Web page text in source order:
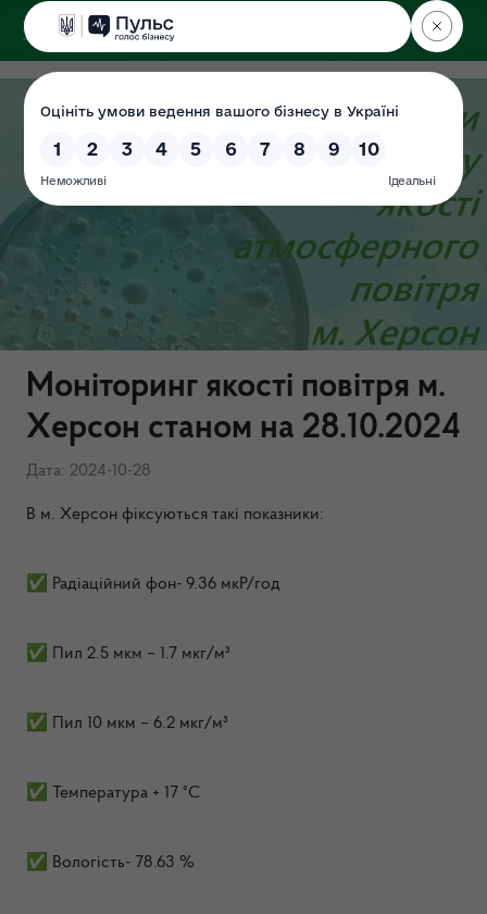
ДЕРЖЕКОІНСПЕКЦІЯ
Моніторинг якості повітря м.
Херсон станом на 28.10.2024
Дата: 2024-10-28
В м. Херсон фіксуються такі показники:
✅ Радіаційний фон- 9.36 мкР/год
✅ Пил 2.5 мкм – 1.7 мкг/м³
✅ Пил 10 мкм – 6.2 мкг/м³
✅ Температура + 17 °C
✅ Вологість- 78.63 %